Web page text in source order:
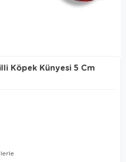
Köpek Künyesi 5 Cm